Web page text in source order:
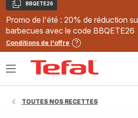
Copier
BBQETE26
Promo de l'été : 20% de réduction
barbecues avec le code BBQETE26
Conditions de l'offre
Ouvrir
TOUTES NOS RECETTES